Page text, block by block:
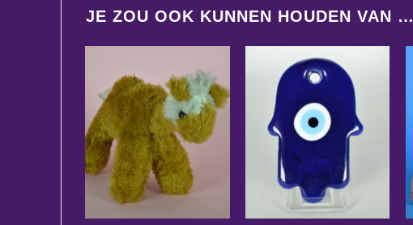
JE ZOU OOK KUNNEN HOUDEN VAN …